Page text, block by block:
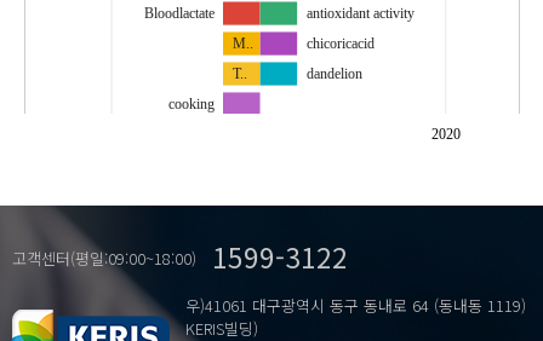
2020
Bloodlactate
M..
T..
antioxidant activity
chicoricacid
cooking
dandelion
pan-friedfood(Jeon)
sweet potato
고객센터(평일:09:00~18:00) 1599-3122
우)41061 대구광역시 동구 동내로 64 (동내동 1119)
KERIS빌딩)